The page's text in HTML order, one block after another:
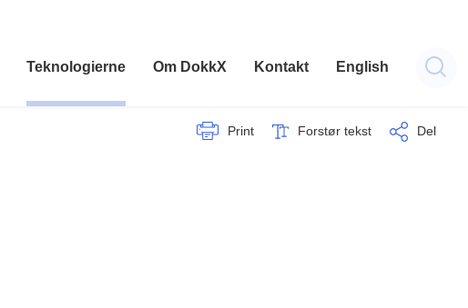
Teknologierne Om DokkX Kontakt English
Print Forstør tekst Del